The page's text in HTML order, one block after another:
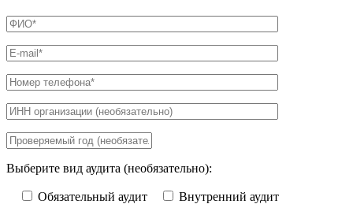
Выберите вид аудита (необязательно):
Обязательный аудит
Внутренний аудит